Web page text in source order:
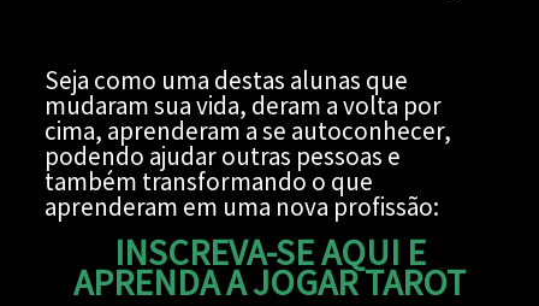
Seja como uma destas alunas que
mudaram sua vida, deram a volta por
cima, aprenderam a se autoconhecer,
podendo ajudar outras pessoas e
também transformando o que
aprenderam em uma nova profissão:
INSCREVA-SE AQUI E
APRENDA A JOGAR TAROT